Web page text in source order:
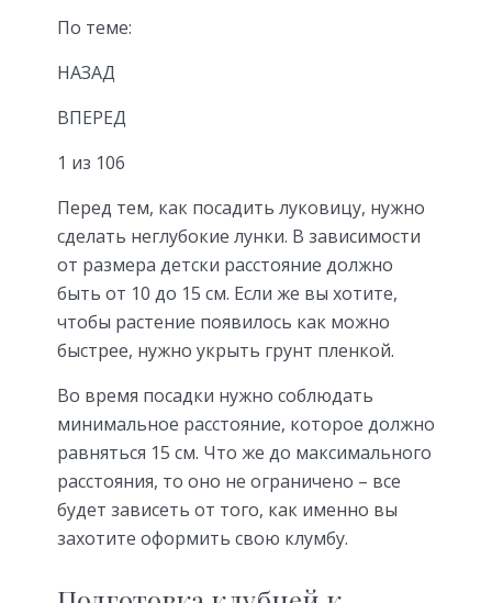
По теме:
НАЗАД
ВПЕРЕД
1 из 106
Перед тем, как посадить луковицу, нужно
сделать неглубокие лунки. В зависимости
от размера детски расстояние должно
быть от 10 до 15 см. Если же вы хотите,
чтобы растение появилось как можно
быстрее, нужно укрыть грунт пленкой.
Во время посадки нужно соблюдать
минимальное расстояние, которое должно
равняться 15 см. Что же до максимального
расстояния, то оно не ограничено – все
будет зависеть от того, как именно вы
захотите оформить свою клумбу.